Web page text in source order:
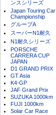
ンスシリーズ
Japan Touring Car
Championship
グループA
スーパーN1耐久
N1耐久シリーズ
PORSCHE
CARRERA CUP
JAPAN
D1 GRAND PRIX
GT Asia
K4-GP
JAF Grand Prix
SUZUKA 1000km
FUJI 1000km
Solar Car Race